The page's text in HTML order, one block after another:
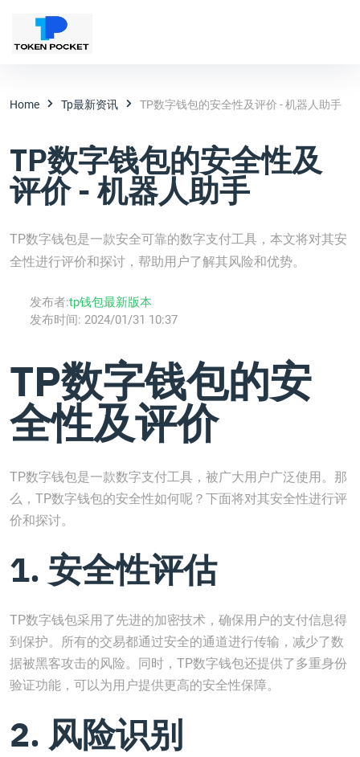
Home Tp最新资讯 TP数字钱包的安全性及评价 - 机器人助手
TP数字钱包的安全性及
评价 - 机器人助手
TP数字钱包是一款安全可靠的数字支付工具，本文将对其安
全性进行评价和探讨，帮助用户了解其风险和优势。
发布者:tp钱包最新版本
发布时间: 2024/01/31 10:37
TP数字钱包的安
全性及评价
TP数字钱包是一款数字支付工具，被广大用户广泛使用。那
么，TP数字钱包的安全性如何呢？下面将对其安全性进行评
价和探讨。
1. 安全性评估
TP数字钱包采用了先进的加密技术，确保用户的支付信息得
到保护。所有的交易都通过安全的通道进行传输，减少了数
据被黑客攻击的风险。同时，TP数字钱包还提供了多重身份
验证功能，可以为用户提供更高的安全性保障。
2. 风险识别